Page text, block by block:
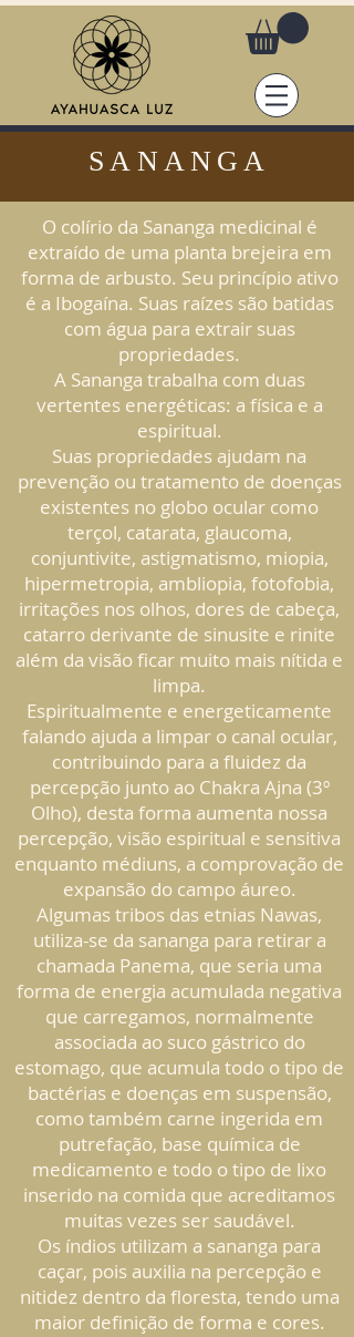
SANANGA
O colírio da Sananga medicinal é
extraído de uma planta brejeira em
forma de arbusto. Seu princípio ativo
é a Ibogaína. Suas raízes são batidas
com água para extrair suas
propriedades.
A Sananga trabalha com duas
vertentes energéticas: a física e a
espiritual.
Suas propriedades ajudam na
prevenção ou tratamento de doenças
existentes no globo ocular como
terçol, catarata, glaucoma,
conjuntivite, astigmatismo, miopia,
hipermetropia, ambliopia, fotofobia,
irritações nos olhos, dores de cabeça,
catarro derivante de sinusite e rinite
além da visão ficar muito mais nítida e
limpa.
Espiritualmente e energeticamente
falando ajuda a limpar o canal ocular,
contribuindo para a fluidez da
percepção junto ao Chakra Ajna (3º
Olho), desta forma aumenta nossa
percepção, visão espiritual e sensitiva
enquanto médiuns, a comprovação de
expansão do campo áureo.
Algumas tribos das etnias Nawas,
utiliza-se da sananga para retirar a
chamada Panema, que seria uma
forma de energia acumulada negativa
que carregamos, normalmente
associada ao suco gástrico do
estomago, que acumula todo o tipo de
bactérias e doenças em suspensão,
como também carne ingerida em
putrefação, base química de
medicamento e todo o tipo de lixo
inserido na comida que acreditamos
muitas vezes ser saudável.
Os índios utilizam a sananga para
caçar, pois auxilia na percepção e
nitidez dentro da floresta, tendo uma
maior definição de forma e cores.